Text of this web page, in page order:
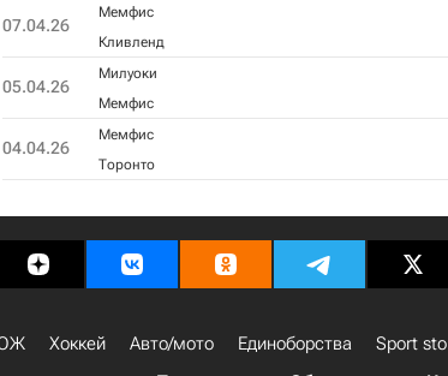
07.04.26
Мемфис
Кливленд
05.04.26
Милуоки
Мемфис
04.04.26
Мемфис
Торонто
Хоккей Авто/мото Единоборства
Sport